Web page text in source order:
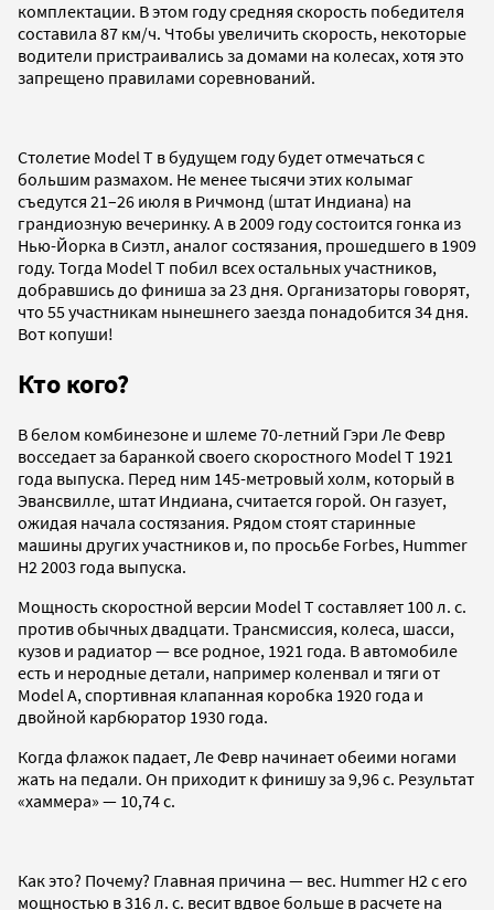
комплектации. В этом году средняя скорость победителя
составила 87 км/ч. Чтобы увеличить скорость, некоторые
водители пристраивались за домами на колесах, хотя это
запрещено правилами соревнований.
Столетие Model T в будущем году будет отмечаться с
большим размахом. Не менее тысячи этих колымаг
съедутся 21–26 июля в Ричмонд (штат Индиана) на
грандиозную вечеринку. А в 2009 году состоится гонка из
Нью-Йорка в Сиэтл, аналог состязания, прошедшего в 1909
году. Тогда Model T побил всех остальных участников,
добравшись до финиша за 23 дня. Организаторы говорят,
что 55 участникам нынешнего заезда понадобится 34 дня.
Вот копуши!
Кто кого?
В белом комбинезоне и шлеме 70-летний Гэри Ле Февр
восседает за баранкой своего скоростного Model T 1921
года выпуска. Перед ним 145-метровый холм, который в
Эвансвилле, штат Индиана, считается горой. Он газует,
ожидая начала состязания. Рядом стоят старинные
машины других участников и, по просьбе Forbes, Hummer
H2 2003 года выпуска.
Мощность скоростной версии Model T составляет 100 л. с.
против обычных двадцати. Трансмиссия, колеса, шасси,
кузов и радиатор — все родное, 1921 года. В автомобиле
есть и неродные детали, например коленвал и тяги от
Model A, спортивная клапанная коробка 1920 года и
двойной карбюратор 1930 года.
Когда флажок падает, Ле Февр начинает обеими ногами
жать на педали. Он приходит к финишу за 9,96 с. Результат
«хаммера» — 10,74 с.
Как это? Почему? Главная причина — вес. Hummer H2 с его
мощностью в 316 л. с. весит вдвое больше в расчете на